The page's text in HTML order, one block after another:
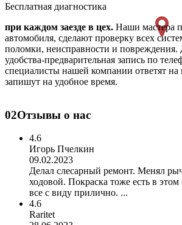
Бесплатная диагностика
при каждом заезде в цех. Наши мастера
автомобиля, сделают проверку всех
поломки, неисправности и повреждения.
удобства-предварительная запись по
специалисты нашей компании ответят на
запишут на удобное время.
02Отзывы о нас
4.6
Игорь Пчелкин
09.02.2023
Делал слесарный ремонт. Менял
ходовой. Покраска тоже есть в
все с виду прилично. ...
4.6
Raritet